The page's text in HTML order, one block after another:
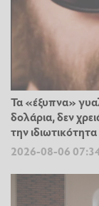
Τα «έξυπνα»
δολάρια, δεν
την ιδιωτικότητα
2026-08-06